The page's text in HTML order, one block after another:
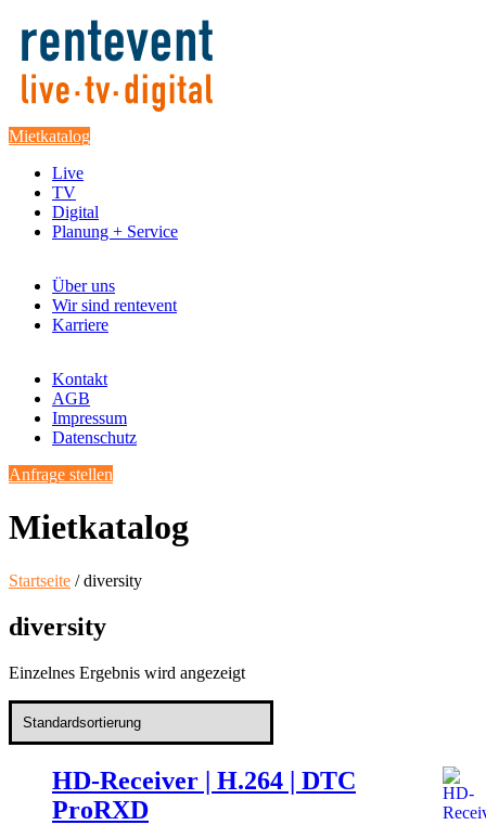
Mietkatalog
Live
TV
Digital
Planung + Service
Über uns
Wir sind rentevent
Karriere
Kontakt
AGB
Impressum
Datenschutz
Anfrage stellen
Mietkatalog
Startseite / diversity
diversity
Einzelnes Ergebnis wird angezeigt
HD-Receiver | H.264 | DTC
ProRXD